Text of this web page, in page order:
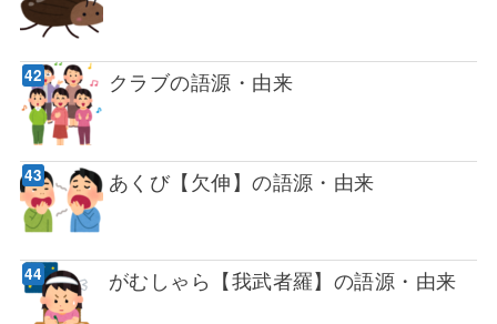
クラブの語源・由来
あくび【欠伸】の語源・由来
がむしゃら【我武者羅】の語源・由来